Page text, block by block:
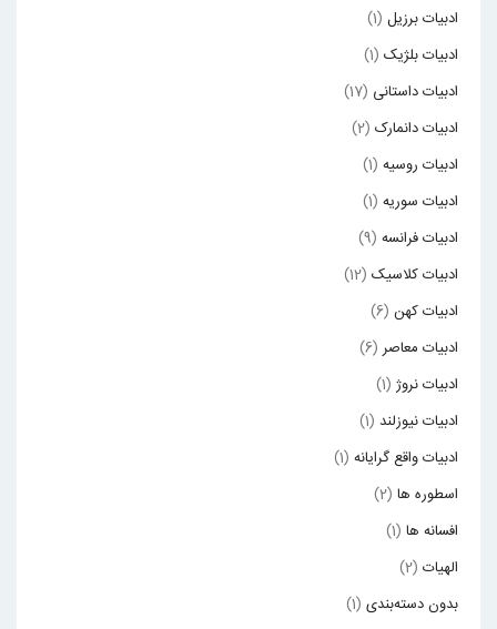
ادبیات برزیل (1)
ادبیات بلژیک (1)
ادبیات داستانی (17)
ادبیات دانمارک (2)
ادبیات روسیه (1)
ادبیات سوریه (1)
ادبیات فرانسه (9)
ادبیات کلاسیک (12)
ادبیات کهن (6)
ادبیات معاصر (6)
ادبیات نروژ (1)
ادبیات نیوزلند (1)
ادبیات واقع گرایانه (1)
اسطوره ها (2)
افسانه ها (1)
الهیات (2)
بدون دسته‌بندی (1)